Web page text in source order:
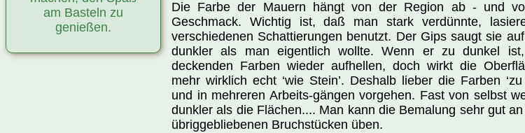
am Basteln zu
genießen.
Die Farbe der Mauern hängt von der Region ab - und
Geschmack. Wichtig ist, daß man stark verdünnte,
verschiedenen Schattierungen benutzt. Der Gips saugt sie
dunkler als man eigentlich wollte. Wenn er zu dunkel
deckenden Farben wieder aufhellen, doch wirkt die
mehr wirklich echt ‘wie Stein’. Deshalb lieber die Farben ‘zu
und in mehreren Arbeits-gängen vorgehen. Fast von selbst
dunkler als die Flächen.... Man kann die Bemalung sehr gut
übriggebliebenen Bruchstücken üben.